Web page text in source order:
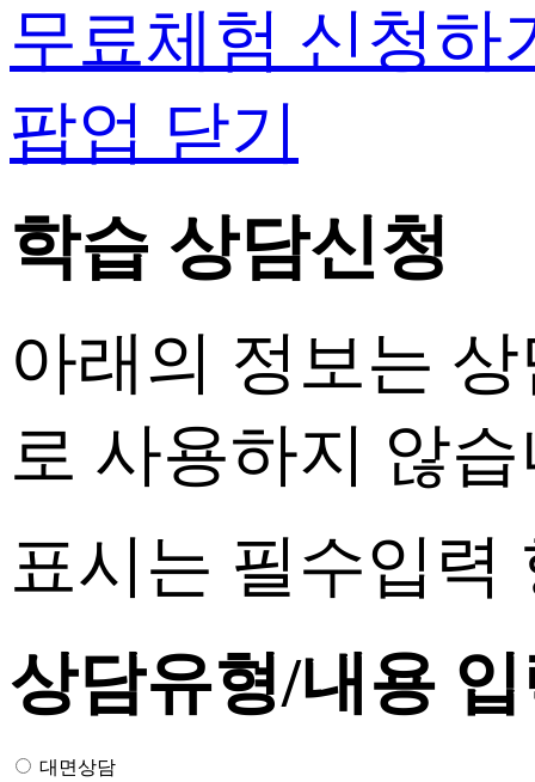
무료체험 신청하
팝업 닫기
학습 상담신청
아래의 정보는
로 사용하지 않
표시는 필수입력
상담유형/내용
대면상담